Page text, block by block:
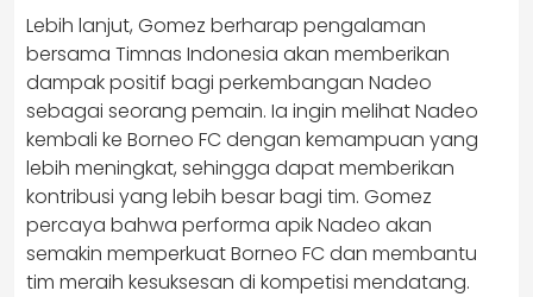
Lebih lanjut, Gomez berharap pengalaman
bersama Timnas Indonesia akan memberikan
dampak positif bagi perkembangan Nadeo
sebagai seorang pemain. Ia ingin melihat Nadeo
kembali ke Borneo FC dengan kemampuan yang
lebih meningkat, sehingga dapat memberikan
kontribusi yang lebih besar bagi tim. Gomez
percaya bahwa performa apik Nadeo akan
semakin memperkuat Borneo FC dan membantu
tim meraih kesuksesan di kompetisi mendatang.